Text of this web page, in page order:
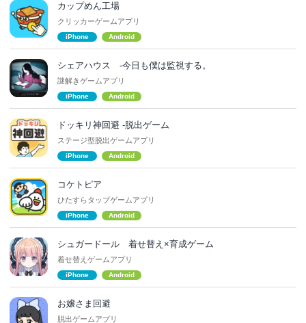
カップめん工場
クリッカーゲームアプリ
iPhone Android
シェアハウス -今日も僕は監視する。
謎解きゲームアプリ
iPhone Android
ドッキリ神回避 -脱出ゲーム
ステージ型脱出ゲームアプリ
iPhone Android
コケトピア
ひたすらタップゲームアプリ
iPhone Android
シュガードール 着せ替え×育成ゲーム
着せ替えゲームアプリ
iPhone Android
お嬢さま回避
脱出ゲームアプリ